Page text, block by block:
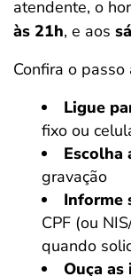
atendente, o
às 21h, e aos
Confira o
Ligue
fixo ou
Escolha
gravação
Informe
CPF (ou
quando
Ouça